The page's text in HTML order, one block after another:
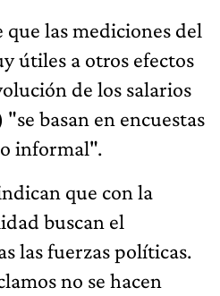
que las mediciones del
útiles a otros efectos
de los salarios
basan en encuestas
informal".
que con la
buscan el
las fuerzas políticas.
no se hacen